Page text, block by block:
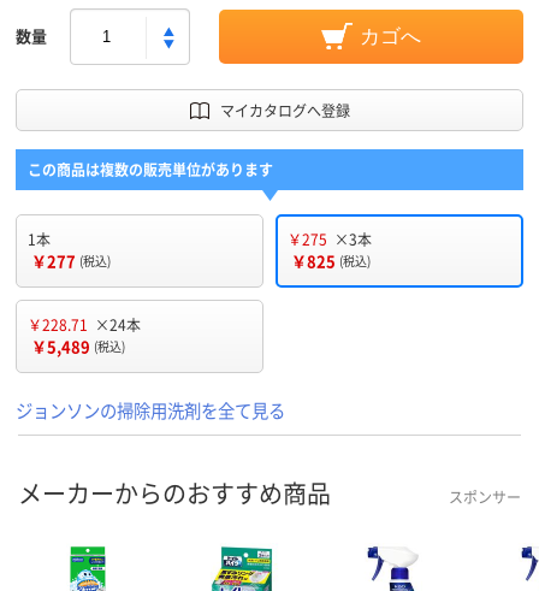
数量 カゴへ
マイカタログへ登録
この商品は複数の販売単位があります
1本
￥277 (税込)
￥275 ×3本
￥825 (税込)
￥228.71 ×24本
￥5,489 (税込)
ジョンソンの掃除用洗剤を全て見る
メーカーからのおすすめ商品 スポンサー